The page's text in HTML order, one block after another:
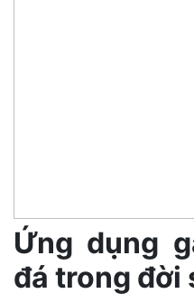
Ứng dụng
đá trong đời